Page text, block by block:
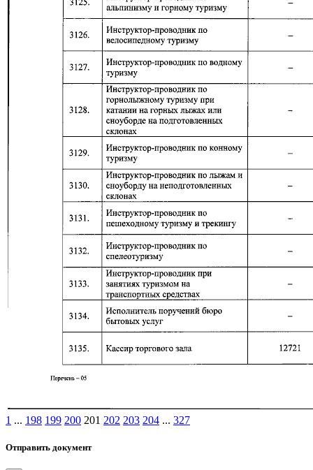
1 ... 198 199 200 201 202 203 204 ... 327
Отправить документ